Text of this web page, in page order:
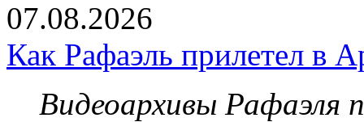
07.08.2026
Как Рафаэль прилетел в
Видеоархивы Рафаэля